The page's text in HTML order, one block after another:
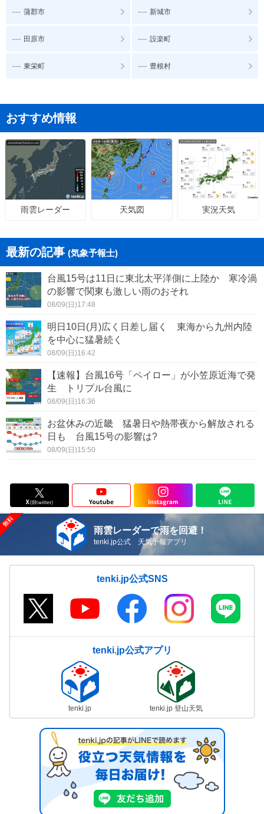
--- 蒲郡市 --- 新城市
--- 田原市 --- 設楽町
--- 東栄町 --- 豊根村
おすすめ情報
雨雲レーダー 天気図 実況天気
最新の記事 (気象予報士)
台風15号は11日に東北太平洋側に上陸か 寒冷渦
の影響で関東も激しい雨のおそれ
08/09(日)17:48
明日10日(月)広く日差し届く 東海から九州内陸
を中心に猛暑続く
08/09(日)16:42
【速報】台風16号「ペイロー」が小笠原近海で発
生 トリプル台風に
08/09(日)16:36
お盆休みの近畿 猛暑日や熱帯夜から解放される
日も 台風15号の影響は?
08/09(日)15:50
雨雲レーダーで雨を回避！
tenki.jp公式 天気予報アプリ
tenki.jp公式SNS
tenki.jp公式アプリ
tenki.jp tenki.jp 登山天気